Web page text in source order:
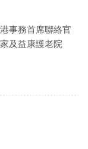
事務首席聯絡官
及益康護老院